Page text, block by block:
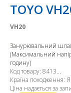
TOYO
VH20
Занурювальний
(Максимальний
годину)
Код товару: 8413...
Країна походження:
Ціна надається за